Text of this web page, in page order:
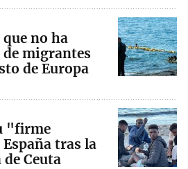
no ha
migrantes
de Europa
"firme
tras la
Ceuta